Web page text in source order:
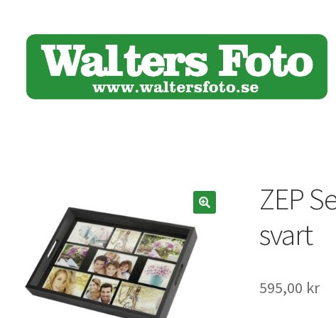
ZEP
svart
595,00 kr